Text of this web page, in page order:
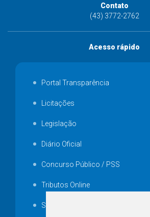
Contato
(43) 3772-2762
Acesso rápido
Portal Transparência
Licitações
Legislação
Diário Oficial
Concurso Público / PSS
Tributos Online
Serviços ISS-E